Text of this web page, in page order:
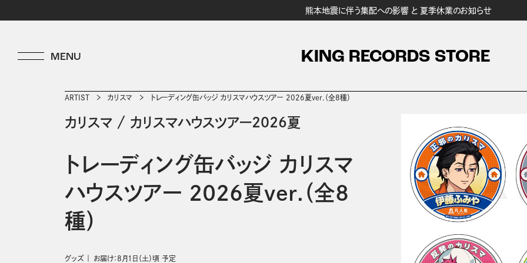
熊本地震に伴う集配への影響 と 夏季休業のお知らせ
KING RECORDS STORE
ARTIST カリスマ トレーディング缶バッジ カリスマハウスツアー 2026夏ver.（全8種）
カリスマ / カリスマハウスツアー2026夏
トレーディング缶バッジ カリスマ
ハウスツアー 2026夏ver.（全8
種）
グッズ お届け：8月1日（土）頃 予定